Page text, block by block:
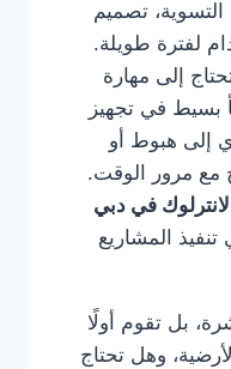
تصميم
لفترة طويلة.
إلى مهارة
بسيط في تجهيز
إلى هبوط أو
مع مرور الوقت.
في دبي
المشاريع
بل تقوم أولًا
وهل تحتاج